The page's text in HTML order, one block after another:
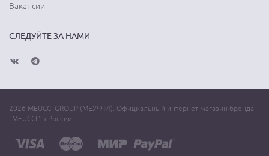
Вакансии
СЛЕДУЙТЕ ЗА НАМИ
2026 MEUCCI GROUP (МЕУЧЧИ). Официальный интернет-магазин бренда
"MEUCCI" в России